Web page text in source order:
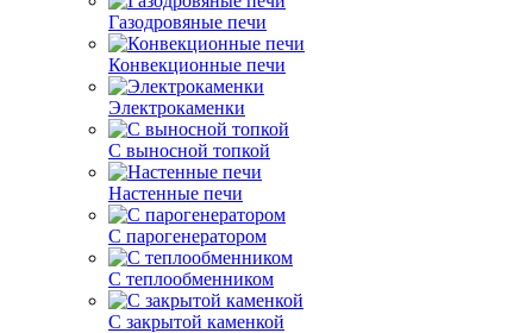
Газодровяные печи
Конвекционные печи
Электрокаменки
С выносной топкой
Настенные печи
С парогенератором
С теплообменником
С закрытой каменкой